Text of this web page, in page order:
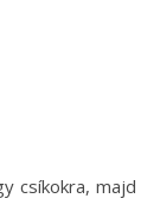
csíkokra, majd